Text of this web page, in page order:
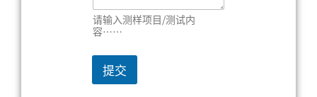
请输入测样项目/测试内
容……
提交